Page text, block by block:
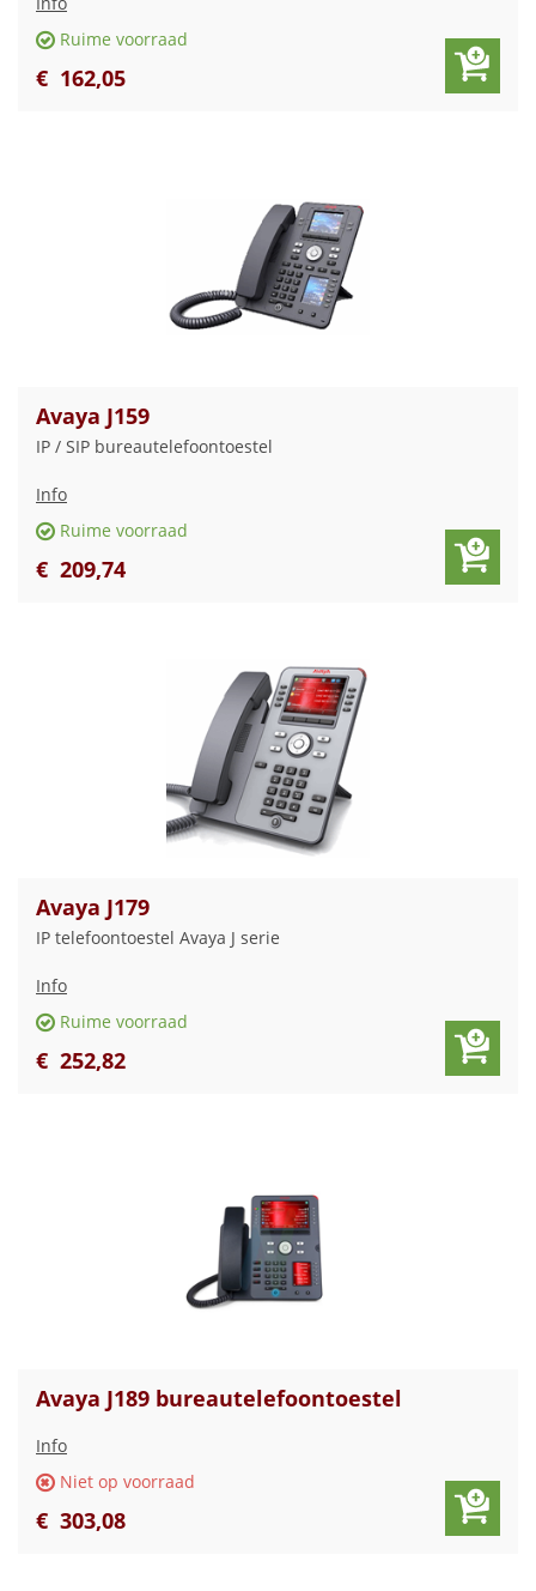
Ruime voorraad
€ 162,05
Avaya J159
IP / SIP bureautelefoontoestel
Info
Ruime voorraad
€ 209,74
Avaya J179
IP telefoontoestel Avaya J serie
Info
Ruime voorraad
€ 252,82
Avaya J189 bureautelefoontoestel
Info
Niet op voorraad
€ 303,08